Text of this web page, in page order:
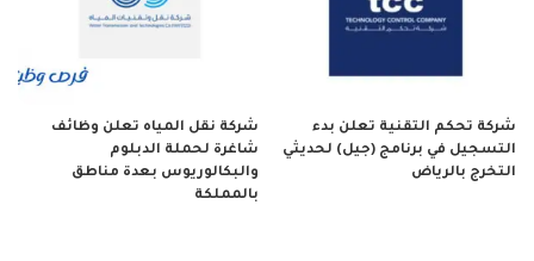
شركة تحكم التقنية تعلن بدء
التسجيل في برنامج (جيل) لحديثي
التخرج بالرياض
شركة نقل المياه تعلن وظائف
شاغرة لحملة الدبلوم
والبكالوريوس بعدة مناطق
بالمملكة